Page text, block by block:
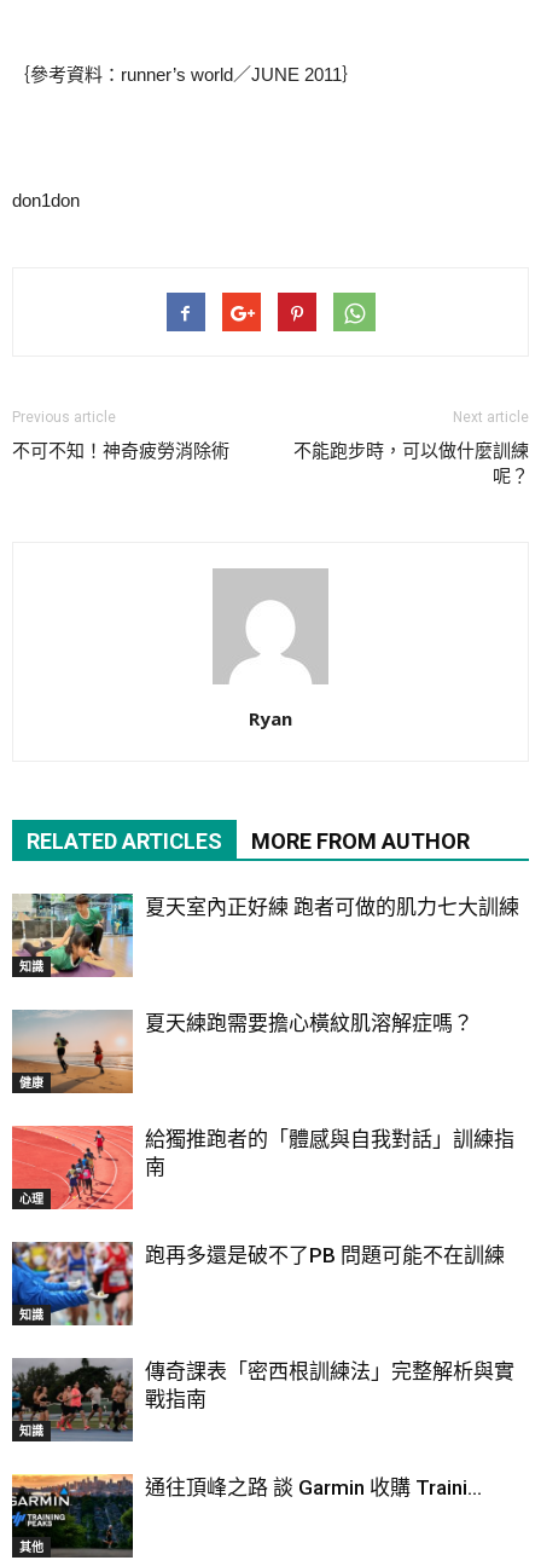
｛參考資料：runner’s world／JUNE 2011｝
don1don
Previous article
不可不知！神奇疲勞消除術
Next article
不能跑步時，可以做什麼訓練
呢？
Ryan
RELATED ARTICLES MORE FROM AUTHOR
知識
夏天室內正好練 跑者可做的肌力七大訓練
健康
夏天練跑需要擔心橫紋肌溶解症嗎？
心理
給獨推跑者的「體感與自我對話」訓練指
南
知識
跑再多還是破不了PB 問題可能不在訓練
知識
傳奇課表「密西根訓練法」完整解析與實
戰指南
其他
通往頂峰之路 談 Garmin 收購 Traini...